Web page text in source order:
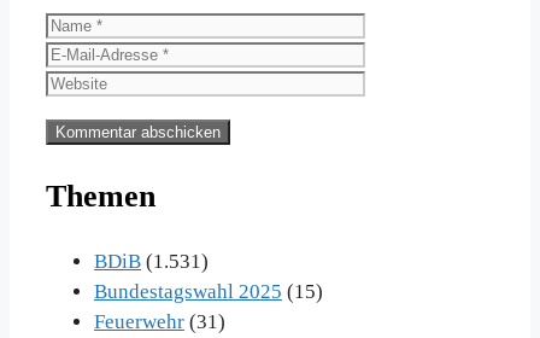
Name
Themen
BDiB (1.531)
Bundestagswahl 2025 (15)
Feuerwehr (31)